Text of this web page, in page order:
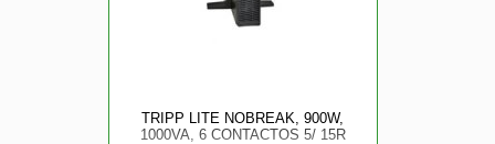
TRIPP LITE NOBREAK, 900W,
1000VA, 6 CONTACTOS 5/ 15R